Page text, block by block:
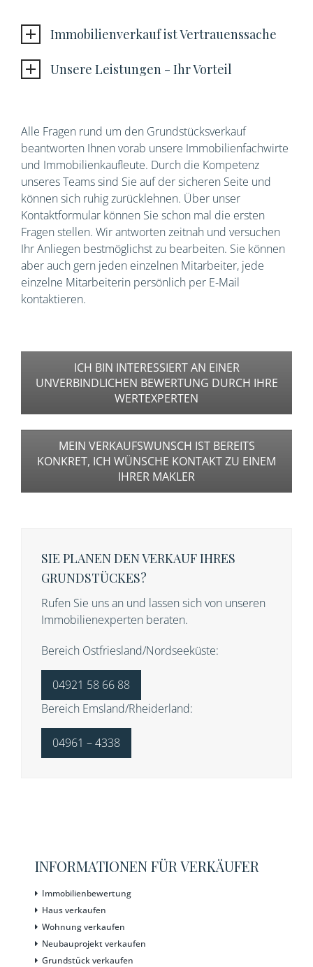
Immobilienverkauf ist Vertrauenssache
Unsere Leistungen - Ihr Vorteil
Alle Fragen rund um den Grundstücksverkauf
beantworten Ihnen vorab unsere Immobilienfachwirte
und Immobilienkaufleute. Durch die Kompetenz
unseres Teams sind Sie auf der sicheren Seite und
können sich ruhig zurücklehnen. Über unser
Kontaktformular können Sie schon mal die ersten
Fragen stellen. Wir antworten zeitnah und versuchen
Ihr Anliegen bestmöglichst zu bearbeiten. Sie können
aber auch gern jeden einzelnen Mitarbeiter, jede
einzelne Mitarbeiterin persönlich per E-Mail
kontaktieren.
ICH BIN INTERESSIERT AN EINER
UNVERBINDLICHEN BEWERTUNG DURCH IHRE
WERTEXPERTEN
MEIN VERKAUFSWUNSCH IST BEREITS
KONKRET, ICH WÜNSCHE KONTAKT ZU EINEM
IHRER MAKLER
SIE PLANEN DEN VERKAUF IHRES
GRUNDSTÜCKES?
Rufen Sie uns an und lassen sich von unseren
Immobilienexperten beraten.
Bereich Ostfriesland/Nordseeküste:
04921 58 66 88
Bereich Emsland/Rheiderland:
04961 – 4338
INFORMATIONEN FÜR VERKÄUFER
Immobilienbewertung
Haus verkaufen
Wohnung verkaufen
Neubauprojekt verkaufen
Grundstück verkaufen